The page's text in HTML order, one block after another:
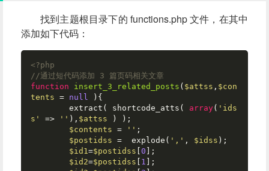
找到主题根目录下的 functions.php 文件，在其中
添加如下代码：
<?php
//通过短代码添加 3 篇页码相关文章
function
insert_3_related_posts ( $attss , $con
tents = null ) {
	extract( shortcode_atts(
array( 'ids
s'
=> '' ), $attss ) );
$contents = '' ;
$postidss =  explode( ',' , $idss );
$id1=$postidss 0 ];
$id2=$postidss 1 ];